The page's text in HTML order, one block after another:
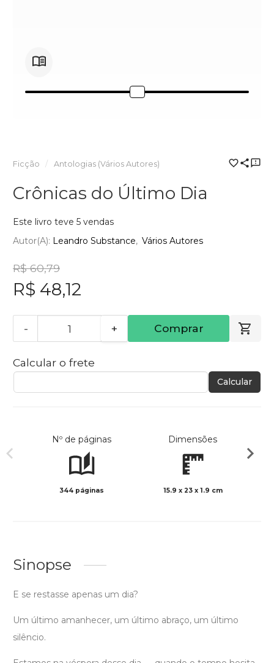
Ficção Antologias (Vários Autores)
Crônicas do Último Dia
Este livro teve 5 vendas
Autor(a): Leandro Substance Vários Autores
R$ 60,79
R$ 48,12
- + Comprar
Calcular o frete
Calcular
Nº de páginas
344 páginas
Dimensões
15.9 x 23 x 1.9 cm
Sinopse
E se restasse apenas um dia?
Um último amanhecer, um último abraço, um último
silêncio.